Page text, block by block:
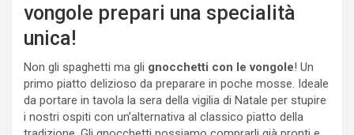
vongole prepari una specialità
unica!
Non gli spaghetti ma gli gnocchetti con le vongole! Un
primo piatto delizioso da preparare in poche mosse. Ideale
da portare in tavola la sera della vigilia di Natale per stupire
i nostri ospiti con un’alternativa al classico piatto della